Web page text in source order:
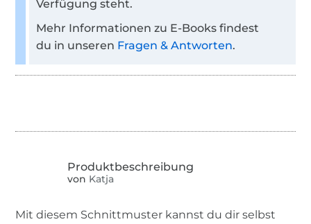
Verfügung steht.
Mehr Informationen zu E-Books findest
du in unseren Fragen & Antworten.
von Katja
Mit diesem Schnittmuster kannst du dir selbst